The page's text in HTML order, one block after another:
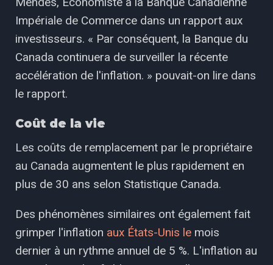
Impériale de Commerce dans un rapport aux
investisseurs. « Par conséquent, la Banque du
Canada continuera de surveiller la récente
accélération de l'inflation. » pouvait-on lire dans
le rapport.
Coût de la vie
Les coûts de remplacement par le propriétaire
au Canada augmentent le plus rapidement en
plus de 30 ans selon Statistique Canada.
Des phénomènes similaires ont également fait
grimper l'inflation aux États-Unis le mois
dernier à un rythme annuel de 5 %. L'inflation au